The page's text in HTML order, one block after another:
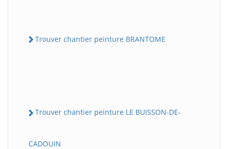
Trouver chantier peinture BRANTOME
Trouver chantier peinture LE BUISSON-DE-
CADOUIN